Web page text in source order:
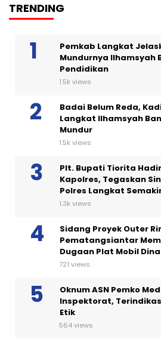
TRENDING
Pemkab Langkat
Mundurnya Ilhamsyah
Pendidikan
1.5k views
Badai Belum Reda,
Langkat Ilhamsyah
Mundur
1.5k views
Plt. Bupati Tiorita
Kapolres, Tegaskan
Polres Langkat
1.3k views
Sidang Proyek Outer
Pematangsiantar
Dugaan Plat Mobil
721 views
Oknum ASN Pemko
Inspektorat,
Etik
564 views